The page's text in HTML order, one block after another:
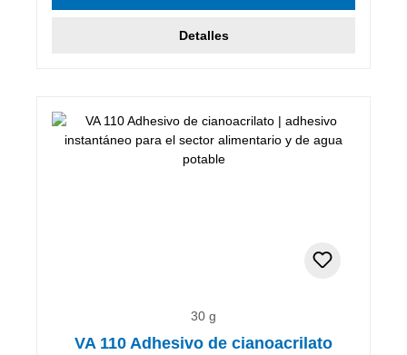
Detalles
30 g
VA 110 Adhesivo de cianoacrilato